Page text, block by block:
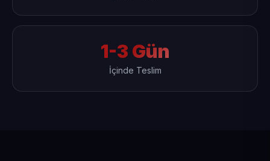
1-3 Gün
İçinde Teslim